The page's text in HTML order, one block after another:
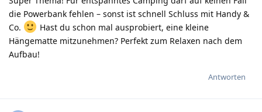
die Powerbank fehlen – sonst ist schnell Schluss mit Handy &
Co.
Hast du schon mal ausprobiert, eine kleine
Hängematte mitzunehmen? Perfekt zum Relaxen nach dem
Aufbau!
Antworten